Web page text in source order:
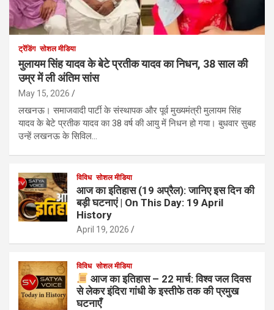
ट्रेंडिंग सोशल मीडिया
मुलायम सिंह यादव के बेटे प्रतीक यादव का निधन, 38 साल की
उम्र में ली अंतिम सांस
May 15, 2026
लखनऊ। समाजवादी पार्टी के संस्थापक और पूर्व मुख्यमंत्री मुलायम सिंह
यादव के बेटे प्रतीक यादव का 38 वर्ष की आयु में निधन हो गया। बुधवार सुबह
उन्हें लखनऊ के सिविल…
विविध सोशल मीडिया
आज का इतिहास (19 अप्रैल): जानिए इस दिन की
बड़ी घटनाएं | On This Day: 19 April
History
April 19, 2026
विविध सोशल मीडिया
आज का इतिहास – 22 मार्च: विश्व जल दिवस
से लेकर इंदिरा गांधी के इस्तीफे तक की प्रमुख
घटनाएँ